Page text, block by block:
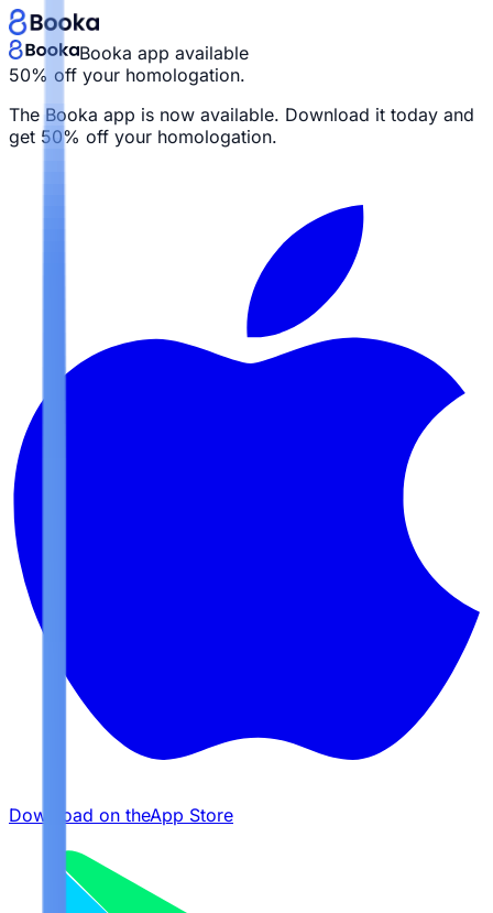
Booka app available
50% off your homologation.
The Booka app is now available. Download it today and
get 50% off your homologation.
Download on theApp Store